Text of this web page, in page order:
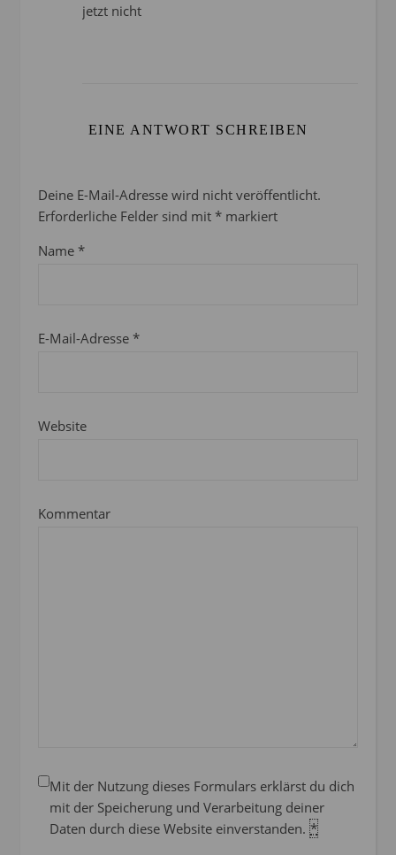
jetzt nicht
EINE ANTWORT SCHREIBEN
Deine E-Mail-Adresse wird nicht veröffentlicht.
Erforderliche Felder sind mit * markiert
Name *
E-Mail-Adresse *
Website
Kommentar
Mit der Nutzung dieses Formulars erklärst du dich
mit der Speicherung und Verarbeitung deiner
Daten durch diese Website einverstanden. *